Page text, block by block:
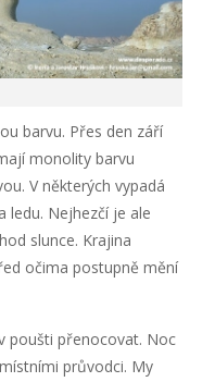
barvu. Přes den září
monolity barvu
V některých vypadá
ledu. Nejhezčí je ale
slunce. Krajina
očima postupně mění
poušti přenocovat. Noc
průvodci. My